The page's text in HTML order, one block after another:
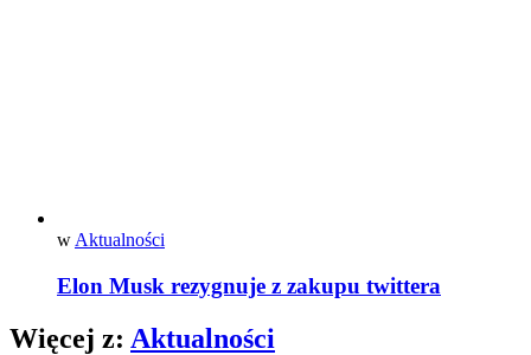
w Aktualności
Elon Musk rezygnuje z zakupu twittera
Więcej z: Aktualności